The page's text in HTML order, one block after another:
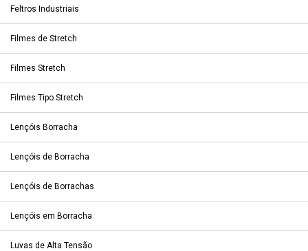
Feltros Industriais
Filmes de Stretch
Filmes Stretch
Filmes Tipo Stretch
Lençóis Borracha
Lençóis de Borracha
Lençóis de Borrachas
Lençóis em Borracha
Luvas de Alta Tensão